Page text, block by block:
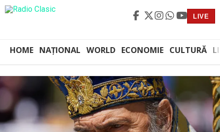
LIVE
HOME NAȚIONAL WORLD ECONOMIE CULTURĂ